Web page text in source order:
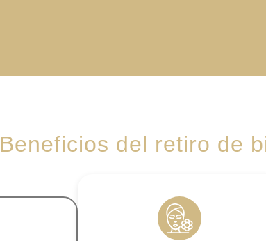
Beneficios del retiro de